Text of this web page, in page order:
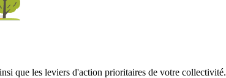
que les leviers d'action prioritaires de votre collectivité.